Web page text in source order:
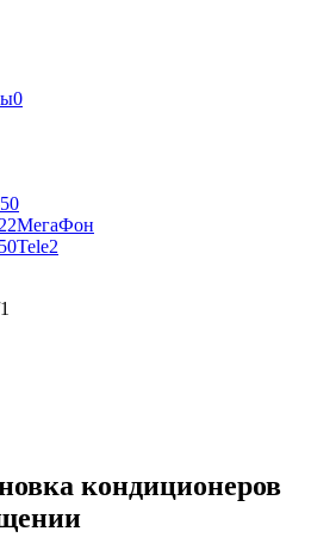
0
МегаФон
Tele2
кондиционеров